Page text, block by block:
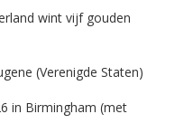
wint vijf gouden
(Verenigde Staten)
in Birmingham (met